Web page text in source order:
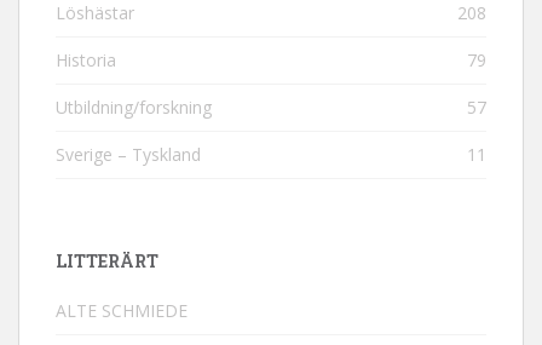
Löshästar 208
Historia 79
Utbildning/forskning 57
Sverige – Tyskland 11
LITTERÄRT
ALTE SCHMIEDE